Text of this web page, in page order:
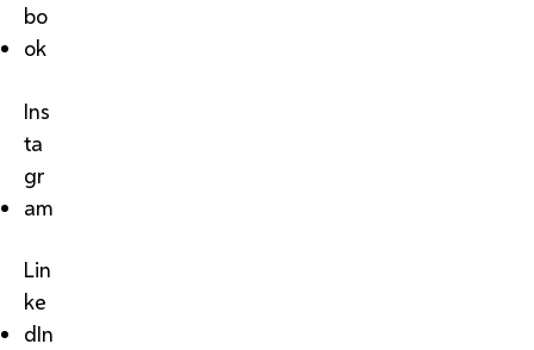
bo
ok
Ins
ta
gr
am
Lin
ke
dIn